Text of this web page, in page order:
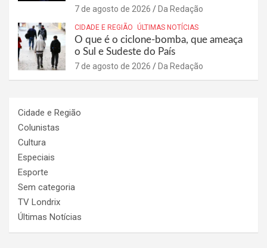
7 de agosto de 2026 Da Redação
CIDADE E REGIÃO ÚLTIMAS NOTÍCIAS
O que é o ciclone-bomba, que ameaça
o Sul e Sudeste do País
7 de agosto de 2026 Da Redação
Cidade e Região
Colunistas
Cultura
Especiais
Esporte
Sem categoria
TV Londrix
Últimas Notícias